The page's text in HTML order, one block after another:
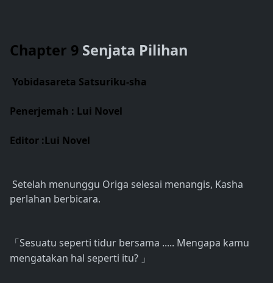
Chapter 9 Senjata Pilihan
Yobidasareta Satsuriku-sha
Penerjemah : Lui Novel
Editor :Lui Novel
Setelah menunggu Origa selesai menangis, Kasha
perlahan berbicara.
「 Sesuatu seperti tidur bersama ..... Mengapa kamu
mengatakan hal seperti itu? 」